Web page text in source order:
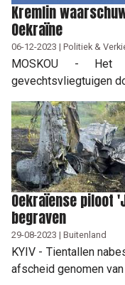
Kremlin
Oekraïne
06-12-2023 | Politiek &
MOSKOU - Het
gevechtsvliegtuigen
Oekraïense piloot
begraven
29-08-2023 | Buitenland
KYIV - Tientallen
afscheid genomen